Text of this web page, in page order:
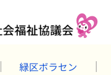
緑区ボラセン